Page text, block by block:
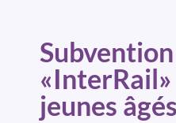
Subvention
jeunes